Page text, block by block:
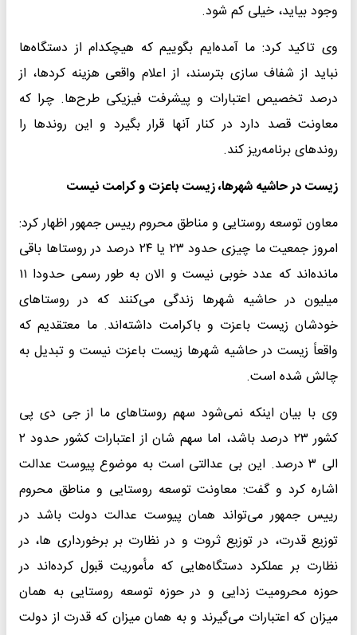
وجود بیاید، خیلی کم شود.
وی تاکید کرد: ما آمده‌ایم بگوییم که هیچکدام از دستگاه‌ها
نباید از شفاف سازی بترسند، از اعلام واقعی هزینه کردها، از
درصد تخصیص اعتبارات و پیشرفت فیزیکی طرح‌ها. چرا که
معاونت قصد دارد در کنار آنها قرار بگیرد و این روندها را
روندهای برنامه‌ریز کند.
زیست در حاشیه شهرها، زیست باعزت و کرامت نیست
معاون توسعه روستایی و مناطق محروم رییس جمهور اظهار کرد:
امروز جمعیت ما چیزی حدود ۲۳ یا ۲۴ درصد در روستاها باقی
مانده‌اند که عدد خوبی نیست و الان به طور رسمی حدودا ۱۱
میلیون در حاشیه شهرها زندگی می‌کنند که در روستاهای
خودشان زیست باعزت و باکرامت داشته‌اند. ما معتقدیم که
واقعاً زیست در حاشیه شهرها زیست باعزت نیست و تبدیل به
چالش شده است.
وی با بیان اینکه نمی‌شود سهم روستاهای ما از جی دی پی
کشور ۲۳ درصد باشد، اما سهم شان از اعتبارات کشور حدود ۲
الی ۳ درصد. این بی عدالتی است به موضوع پیوست عدالت
اشاره کرد و گفت: معاونت توسعه روستایی و مناطق محروم
رییس جمهور می‌تواند همان پیوست عدالت دولت باشد در
توزیع قدرت، در توزیع ثروت و در نظارت بر برخورداری ها، در
نظارت بر عملکرد دستگاه‌هایی که مأموریت قبول کرده‌اند در
حوزه محرومیت زدایی و در حوزه توسعه روستایی به همان
میزان که اعتبارات می‌گیرند و به همان میزان که قدرت از دولت